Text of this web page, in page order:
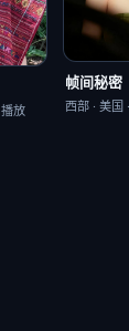
播放
帧间秘密
西部· 美国 ·